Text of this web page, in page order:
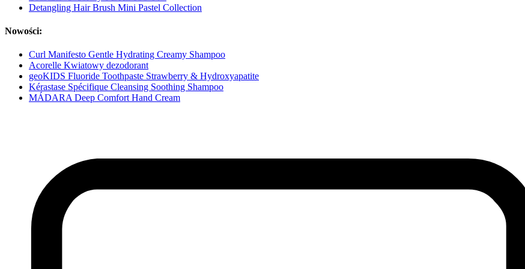
Detangling Hair Brush Mini Pastel Collection
Nowości:
Curl Manifesto Gentle Hydrating Creamy Shampoo
Acorelle Kwiatowy dezodorant
geoKIDS Fluoride Toothpaste Strawberry & Hydroxyapatite
Kérastase Spécifique Cleansing Soothing Shampoo
MÁDARA Deep Comfort Hand Cream